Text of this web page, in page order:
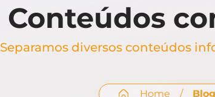
Conteúdos
Separamos diversos conteúdos
Home / Blog